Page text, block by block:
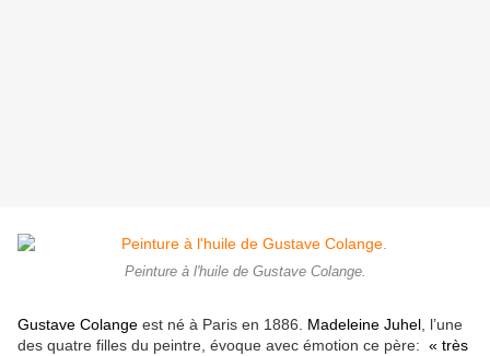
Peinture à l'huile de Gustave Colange.
Gustave Colange est né à Paris en 1886. Madeleine Juhel , l’une
des quatre filles du peintre, évoque avec émotion ce père: « très